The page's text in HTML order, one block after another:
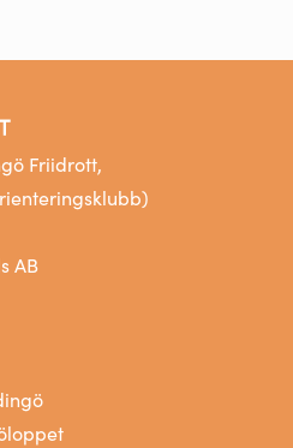
Friidrott,
AB